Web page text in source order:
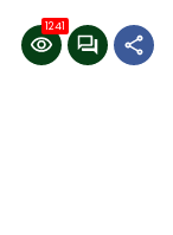
1241